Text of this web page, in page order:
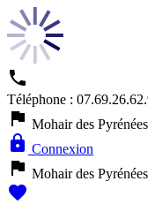

Téléphone :
 Mohair des
 Connexion
 Mohair des
